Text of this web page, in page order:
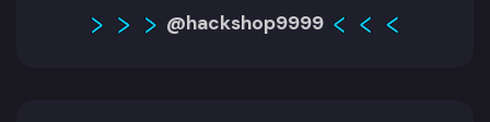
@hackshop9999